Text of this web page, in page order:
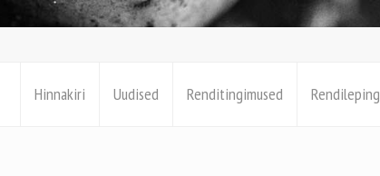
Hinnakiri Uudised Renditingimused Rendileping